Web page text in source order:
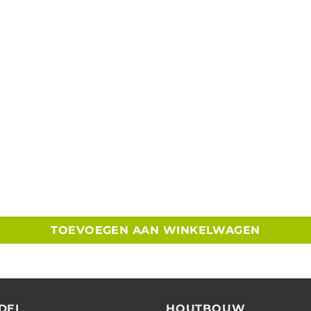
TOEVOEGEN AAN WINKELWAGEN